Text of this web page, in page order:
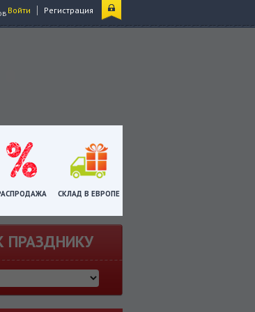
Войти | Регистрация
СКЛАД В ЕВРОПЕ
ПРАЗДНИКУ